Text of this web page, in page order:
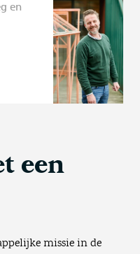
en
een
missie in de